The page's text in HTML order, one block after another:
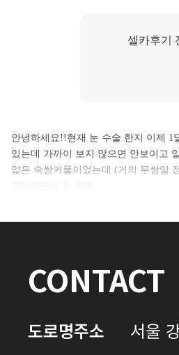
셀카후기
안녕하세요!!현재 눈 수술 한지 이제 1
있는데 가까이 보지 않으면 안보이고
얇은 속쌍커풀이었는데 (거의 무쌍일
CONTACT
도로명주소
서울